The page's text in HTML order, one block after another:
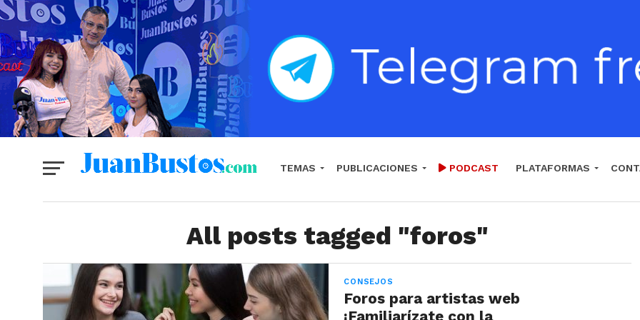
TEMAS PUBLICACIONES PODCAST PLATAFORMAS
All posts tagged "foros"
CONSEJOS
Foros para artistas web
¡Familiarízate con la